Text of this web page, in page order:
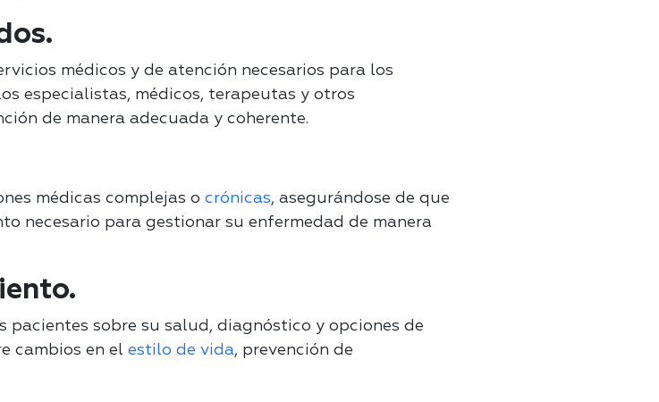
médicos y de atención necesarios para los
especialistas, médicos, terapeutas y otros
de manera adecuada y coherente.
médicas complejas o crónicas, asegurándose de que
necesario para gestionar su enfermedad de manera
pacientes sobre su salud, diagnóstico y opciones de
cambios en el estilo de vida, prevención de